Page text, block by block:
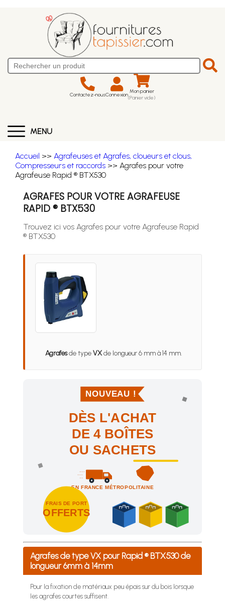
Contactez-nousConnexion Mon panier
(Panier vide)
MENU
Accueil >> Agrafeuses et Agrafes, cloueurs et clous,
Compresseurs et raccords >> Agrafes pour votre
Agrafeuse Rapid ® BTX530
AGRAFES POUR VOTRE AGRAFEUSE
RAPID ® BTX530
Trouvez ici vos Agrafes pour votre Agrafeuse Rapid
® BTX530
Agrafesde typeVXde longueur 6 mm à 14 mm.
NOUVEAU !
DÈS L'ACHAT
DE 4 BOÎTES
OU SACHETS
EN FRANCE MÉTROPOLITAINE
FRAIS DE PORT
OFFERTS
Achetez 4 sachets ou boîtes d'agrafes ou de pointes et
Agrafes de type VX pour Rapid ® BTX530 de
longueur 6mm à 14mm
Pour la fixation de matériaux peu épais sur du bois lorsque
les agrafes courtes suffisent.